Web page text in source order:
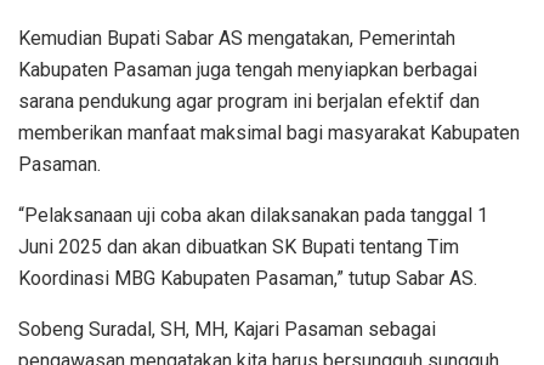
Kemudian Bupati Sabar AS mengatakan, Pemerintah
Kabupaten Pasaman juga tengah menyiapkan berbagai
sarana pendukung agar program ini berjalan efektif dan
memberikan manfaat maksimal bagi masyarakat Kabupaten
Pasaman.
“Pelaksanaan uji coba akan dilaksanakan pada tanggal 1
Juni 2025 dan akan dibuatkan SK Bupati tentang Tim
Koordinasi MBG Kabupaten Pasaman,” tutup Sabar AS.
Sobeng Suradal, SH, MH, Kajari Pasaman sebagai